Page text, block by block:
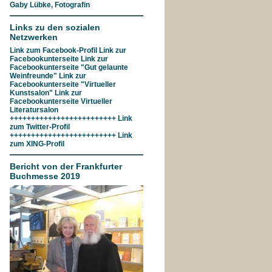
Gaby Lübke, Fotografin
Links zu den sozialen
Netzwerken
Link zum Facebook-Profil Link zur
Facebookunterseite Link zur
Facebookunterseite "Gut gelaunte
Weinfreunde" Link zur
Facebookunterseite "Virtueller
Kunstsalon" Link zur
Facebookunterseite Virtueller
Literatursalon
+++++++++++++++++++++++++ Link
zum Twitter-Profil
+++++++++++++++++++++++++ Link
zum XING-Profil
Bericht von der Frankfurter
Buchmesse 2019